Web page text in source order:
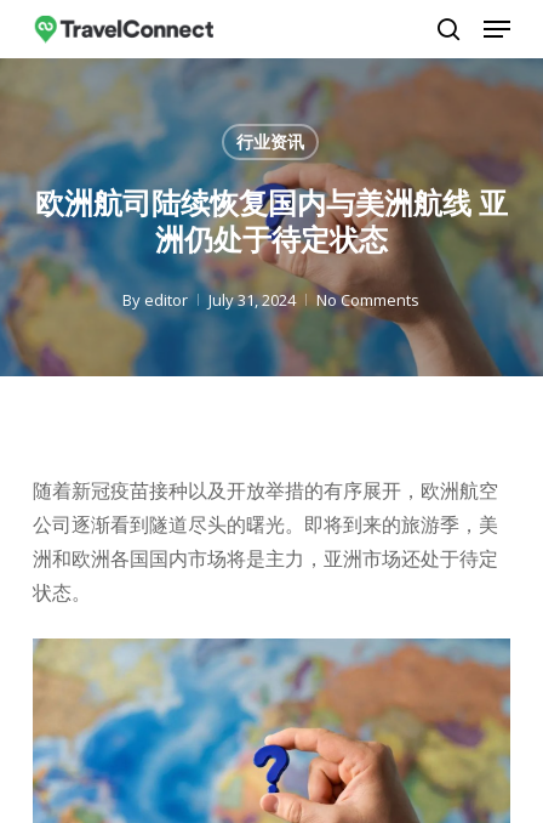
Skip
search
Menu
行业资讯
欧洲航司陆续恢复国内与美洲航线 亚
洲仍处于待定状态
Byeditor July 31, 2024 No Comments
随着新冠疫苗接种以及开放举措的有序展开，欧洲航空
公司逐渐看到隧道尽头的曙光。即将到来的旅游季，美
洲和欧洲各国国内市场将是主力，亚洲市场还处于待定
状态。
Close